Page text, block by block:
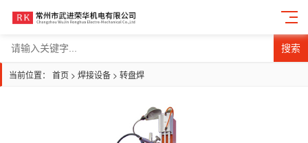
搜索
当前位置： 首页 > 焊接设备 > 转盘焊